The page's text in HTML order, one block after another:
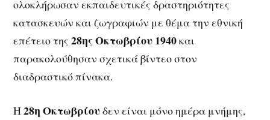
ολοκλήρωσαν εκπαιδευτικές δραστηριότητες
κατασκευών και ζωγραφιών με θέμα την εθνική
επέτειο της28ης Οκτωβρίου 1940και
παρακολούθησαν σχετικά βίντεο στον
διαδραστικό πίνακα.
Η28η Οκτωβρίουδεν είναι μόνο ημέρα μνήμης,